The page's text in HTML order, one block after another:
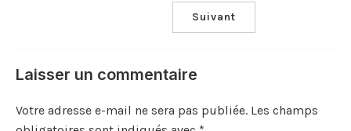
Suivant
Laisser un commentaire
Votre adresse e-mail ne sera pas publiée. Les champs